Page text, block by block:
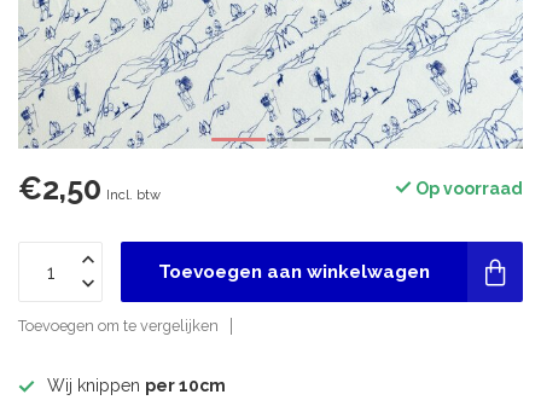
€2,50 Incl. btw Op voorraad
Toevoegen aan winkelwagen
Toevoegen om te vergelijken
Wij knippen per 10cm